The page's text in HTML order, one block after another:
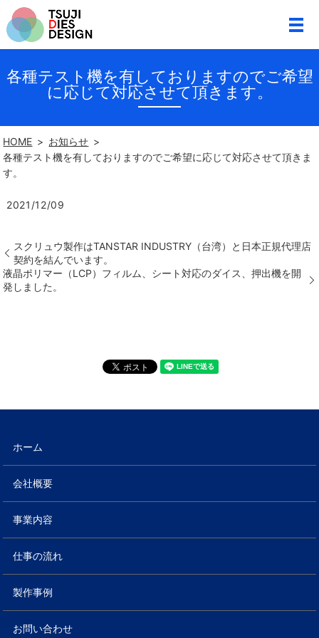
各種テスト機を有しておりますのでご希望
に応じて対応させて頂きます。
HOME
お知らせ
各種テスト機を有しておりますのでご希望に応じて対応させて頂きま
す。
2021/12/09
スクリュウ製作はTANSTAR INDUSTRY（台湾）と日本正規代理店
契約を結んでいます。
液晶ポリマー（LCP）フィルム、シート対応のダイス、押出機を開
発しました。
ホーム
会社概要
事業内容
仕事の流れ
製作事例
お問い合わせ